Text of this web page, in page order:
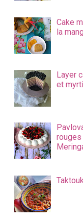
Cake
la
Layer
et